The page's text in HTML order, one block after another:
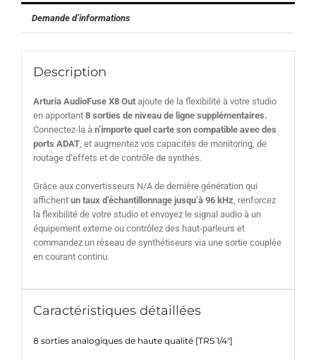
Demande d’informations
Description
Arturia AudioFuse X8 Outajoute de la flexibilité à votre studio
en apportant 8 sorties de niveau de ligne supplémentaires.
Connectez-la à n’importe quel carte son compatible avec des
ports ADAT, et augmentez vos capacités de monitoring, de
routage d’effets et de contrôle de synthés.
Grâce aux convertisseurs N/A de dernière génération qui
affichent un taux d’échantillonnage jusqu’à 96 kHz , renforcez
la flexibilité de votre studio et envoyez le signal audio à un
équipement externe ou contrôlez des haut-parleurs et
commandez un réseau de synthétiseurs via une sortie couplée
en courant continu.
Caractéristiques détaillées
8 sorties analogiques de haute qualité [TRS 1/4″]